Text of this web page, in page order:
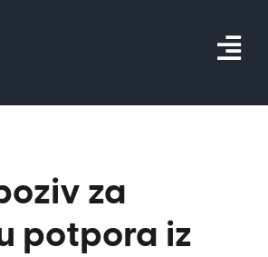
za
potpora iz